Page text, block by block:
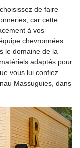
de faire
car cette
à vos
chevronnées
le domaine de la
adaptés pour
vous lui confiez.
Massuguies, dans